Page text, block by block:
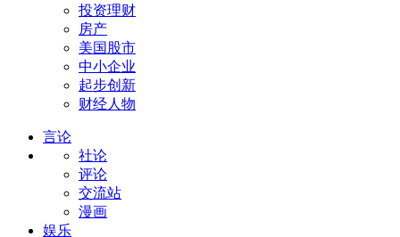
投资理财
房产
美国股市
中小企业
起步创新
财经人物
言论
社论
评论
交流站
漫画
娱乐